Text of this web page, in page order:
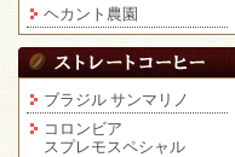
ヘカント農園
ブラジル サンマリノ
コロンビア
スプレモスペシャル